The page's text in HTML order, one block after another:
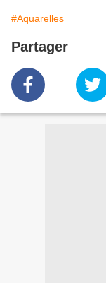
#Aquarelles
Partager